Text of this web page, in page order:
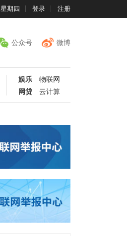
星期四 登录 注册
公众号 微博
娱乐
物联网
网贷
云计算